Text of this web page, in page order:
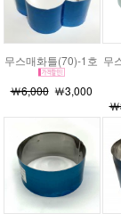
무스매화틀(70)-1호
￦6,000￦3,000
무